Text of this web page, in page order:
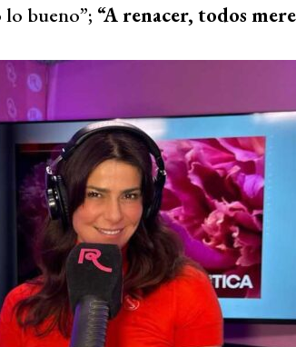
lo bueno”; “A renacer, todos